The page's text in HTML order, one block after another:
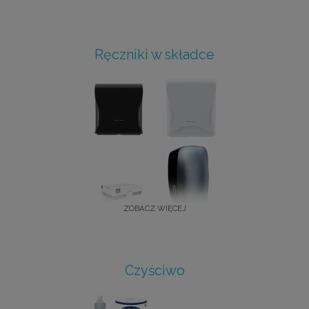
Ręczniki w składce
ZOBACZ WIĘCEJ
Czyściwo